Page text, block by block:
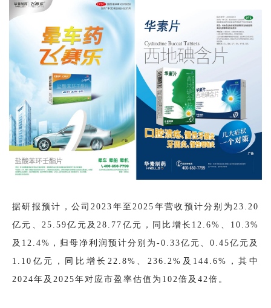
据研报预计，公司2023年至2025年营收预计分别为23.20
亿元、25.59亿元及28.77亿元，同比增长12.6%、10.3%
及12.4%，归母净利润预计分别为-0.33亿元、0.45亿元及
1.10亿元，同比增长22.8%、236.2%及144.6%，其中
2024年及2025年对应市盈率估值为102倍及42倍。